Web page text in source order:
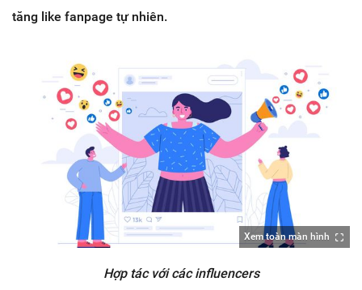
tăng like fanpage tự nhiên.
Xem toàn màn hình
Hợp tác với các influencers